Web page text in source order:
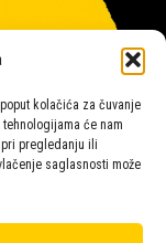
kolačića za čuvanje
će nam
pregledanju ili
saglasnosti može